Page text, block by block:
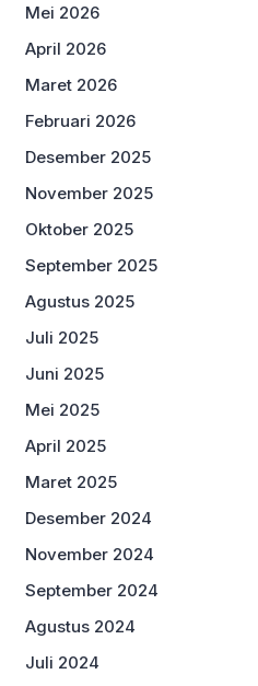
Mei 2026
April 2026
Maret 2026
Februari 2026
Desember 2025
November 2025
Oktober 2025
September 2025
Agustus 2025
Juli 2025
Juni 2025
Mei 2025
April 2025
Maret 2025
Desember 2024
November 2024
September 2024
Agustus 2024
Juli 2024